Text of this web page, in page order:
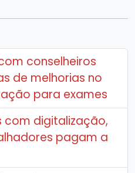
conselheiros
de melhorias no
para exames
com digitalização,
pagam a